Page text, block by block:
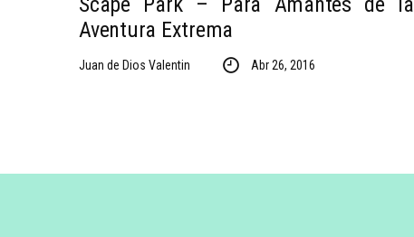
Aventura Extrema
Juan de Dios Valentin Abr 26, 2016